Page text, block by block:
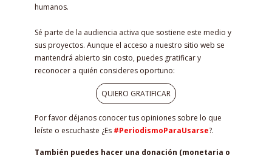
humanos.
Sé parte de la audiencia activa que sostiene este medio y
sus proyectos. Aunque el acceso a nuestro sitio web se
mantendrá abierto sin costo, puedes gratificar y
reconocer a quién consideres oportuno:
QUIERO GRATIFICAR
Por favor déjanos conocer tus opiniones sobre lo que
leíste o escuchaste ¿Es #PeriodismoParaUsarse?.
También puedes hacer una donación (monetaria o